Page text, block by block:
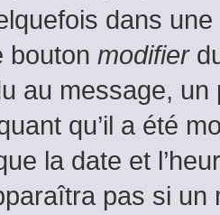
dans
bouton modifier
au message, un
qu’il a été
la date et
pas si